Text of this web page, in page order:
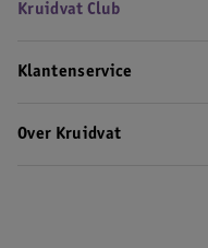
Kruidvat Club
Klantenservice
Over Kruidvat